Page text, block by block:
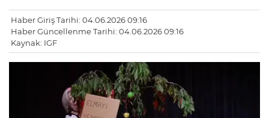
Haber Giriş Tarihi: 04.06.2026 09:16
Haber Güncellenme Tarihi: 04.06.2026 09:16
Kaynak: IGF